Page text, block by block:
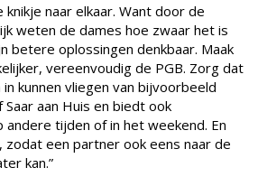
naar elkaar. Want door de
weten de dames hoe zwaar het is
betere oplossingen denkbaar. Maak
vereenvoudig de PGB. Zorg dat
kunnen vliegen van bijvoorbeeld
Saar aan Huis en biedt ook
andere tijden of in het weekend. En
een partner ook eens naar de
kan.”